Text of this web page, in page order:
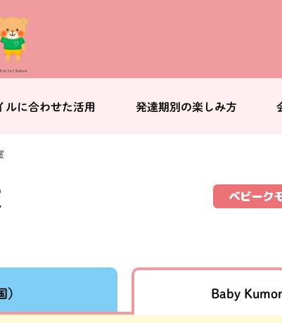
ルに合わせた活用 発達期別の楽しみ方
） Baby